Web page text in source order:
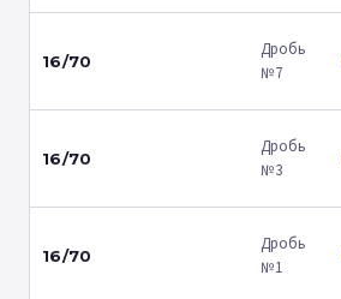
16/70
Дробь
№7
16/70
Дробь
№3
16/70
Дробь
№1